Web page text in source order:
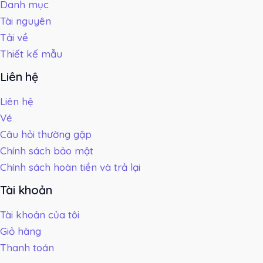
Danh mục
Tài nguyên
Tải về
Thiết kế mẫu
Liên hệ
Liên hệ
Vé
Câu hỏi thường gặp
Chính sách bảo mật
Chính sách hoàn tiền và trả lại
Tài khoản
Tài khoản của tôi
Giỏ hàng
Thanh toán